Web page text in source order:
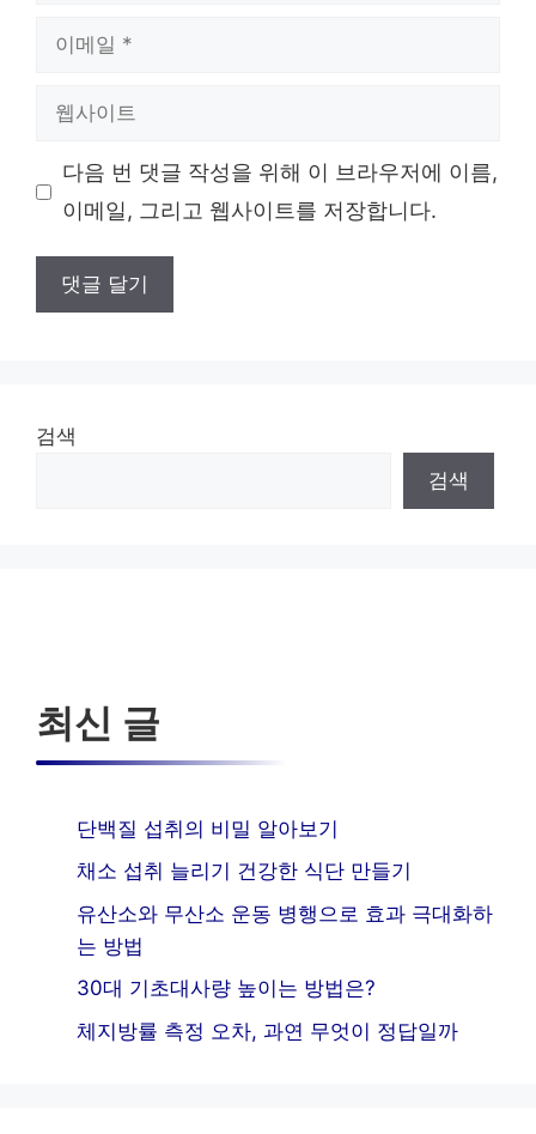
트
다음 번 댓글 작성을 위해 이 브라우저에 이름,
이메일, 그리고 웹사이트를 저장합니다.
검색
검색
최신 글
단백질 섭취의 비밀 알아보기
채소 섭취 늘리기 건강한 식단 만들기
유산소와 무산소 운동 병행으로 효과 극대화하
는 방법
30대 기초대사량 높이는 방법은?
체지방률 측정 오차, 과연 무엇이 정답일까